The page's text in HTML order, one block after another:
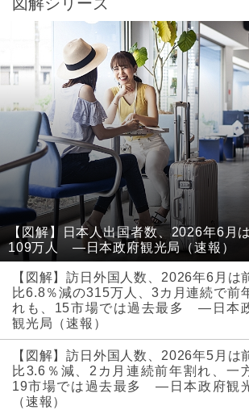
【図解】日本人出国者数、2026年6月
109万人 ―日本政府観光局（速報）
【図解】訪日外国人数、2026年6月は
比6.8％減の315万人、3カ月連続で前
れも、15市場では過去最多 ―日本
観光局（速報）
【図解】訪日外国人数、2026年5月は
比3.6％減、2カ月連続前年割れ、一
19市場では過去最多 ―日本政府観
（速報）